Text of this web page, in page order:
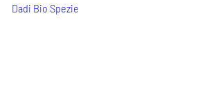
Dadi Bio Spezie